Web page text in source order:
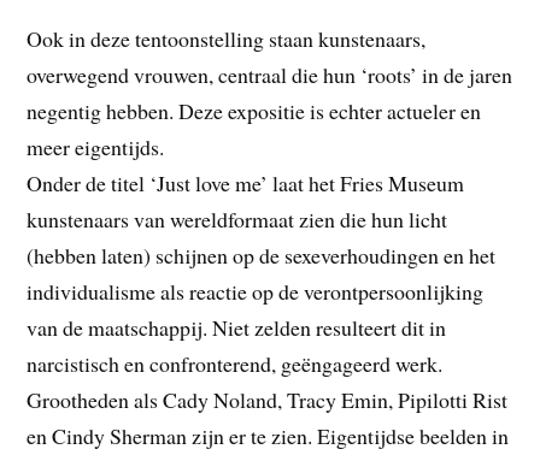
Ook in deze tentoonstelling staan kunstenaars,
overwegend vrouwen, centraal die hun ‘roots’ in de jaren
negentig hebben. Deze expositie is echter actueler en
meer eigentijds.
Onder de titel ‘Just love me’ laat het Fries Museum
kunstenaars van wereldformaat zien die hun licht
(hebben laten) schijnen op de sexeverhoudingen en het
individualisme als reactie op de verontpersoonlijking
van de maatschappij. Niet zelden resulteert dit in
narcistisch en confronterend, geëngageerd werk.
Grootheden als Cady Noland, Tracy Emin, Pipilotti Rist
en Cindy Sherman zijn er te zien. Eigentijdse beelden in